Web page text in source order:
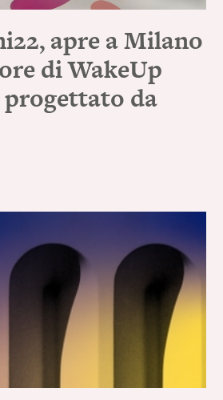
apre a Milano
di WakeUp
da